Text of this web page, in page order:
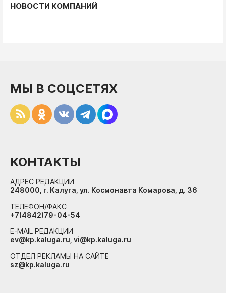
НОВОСТИ КОМПАНИЙ
МЫ В СОЦСЕТЯХ
КОНТАКТЫ
АДРЕС РЕДАКЦИИ
248000, г. Калуга, ул. Космонавта Комарова, д. 36
ТЕЛЕФОН/ФАКС
+7(4842)79-04-54
E-MAIL РЕДАКЦИИ
ev@kp.kaluga.ru, vi@kp.kaluga.ru
ОТДЕЛ РЕКЛАМЫ НА САЙТЕ
sz@kp.kaluga.ru